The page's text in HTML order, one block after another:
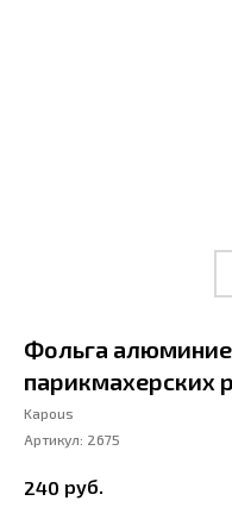
Фольга
парикмахерских
Kapous
Артикул: 2675
240 руб.